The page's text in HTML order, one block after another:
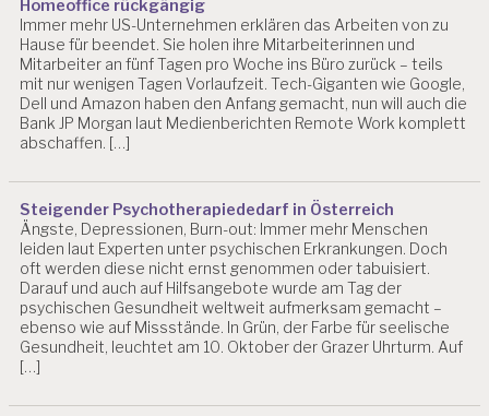
S
E
N
S
C
H
A
F
B
E
L
A
S
T
U
N
G
Homeoffice rückgängig
Immer mehr US-Unternehmen erklären das Arbeiten von zu
Hause für beendet. Sie holen ihre Mitarbeiterinnen und
Mitarbeiter an fünf Tagen pro Woche ins Büro zurück – teils
mit nur wenigen Tagen Vorlaufzeit. Tech-Giganten wie Google,
Dell und Amazon haben den Anfang gemacht, nun will auch die
Bank JP Morgan laut Medienberichten Remote Work komplett
abschaffen. […]
Steigender Psychotherapiededarf in Österreich
Ängste, Depressionen, Burn-out: Immer mehr Menschen
leiden laut Experten unter psychischen Erkrankungen. Doch
oft werden diese nicht ernst genommen oder tabuisiert.
Darauf und auch auf Hilfsangebote wurde am Tag der
psychischen Gesundheit weltweit aufmerksam gemacht –
ebenso wie auf Missstände. In Grün, der Farbe für seelische
Gesundheit, leuchtet am 10. Oktober der Grazer Uhrturm. Auf
[…]